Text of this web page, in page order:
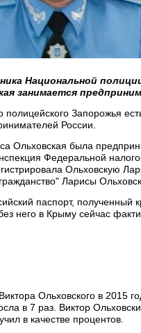
Национальной
занимается
полицейского Запорожья
России.
Ольховская была
Федеральной
Ольховскую
Ларисы
паспорт,
него в Крыму сейчас
Ольховского в 2015
в 7 раз. Виктор
в качестве процентов.